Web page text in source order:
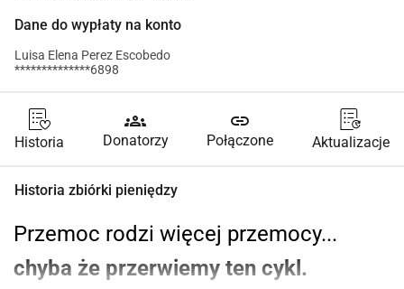
Dane do wypłaty na konto
Luisa Elena Perez Escobedo
**************6898
Historia
groups
Donatorzy
link
Połączone Aktualizacje
Historia zbiórki pieniędzy
chyba że przerwiemy ten cykl.